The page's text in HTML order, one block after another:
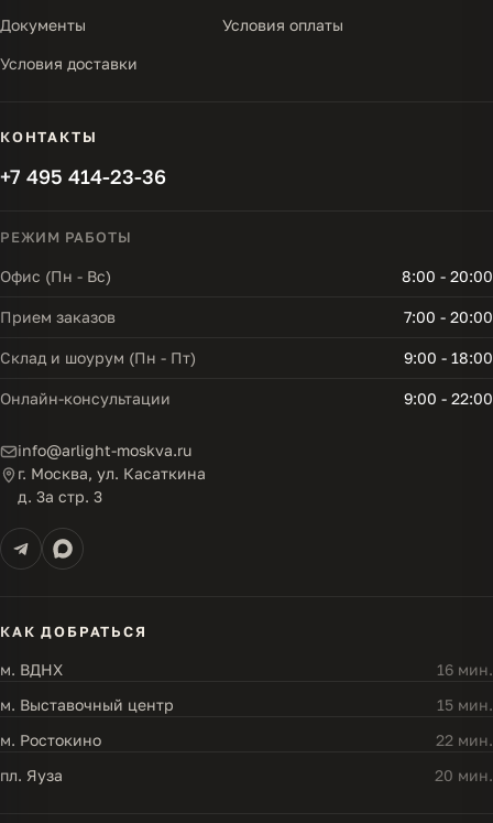
Документы Условия оплаты
Условия доставки
КОНТАКТЫ
+7 495 414-23-36
РЕЖИМ РАБОТЫ
Офис (Пн - Вс) 8:00 - 20:00
Прием заказов 7:00 - 20:00
Склад и шоурум (Пн - Пт) 9:00 - 18:00
Онлайн-консультации 9:00 - 22:00
info@arlight-moskva.ru
г. Москва, ул. Касаткина
д. 3а стр. 3
КАК ДОБРАТЬСЯ
м. ВДНХ
16 мин.
м. Выставочный центр
15 мин.
м. Ростокино
22 мин.
пл. Яуза
20 мин.